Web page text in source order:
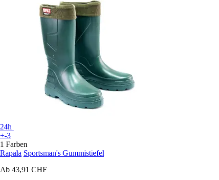
24h
+-3
1 Farben
Rapala Sportsman's Gummistiefel
Ab 43,91 CHF